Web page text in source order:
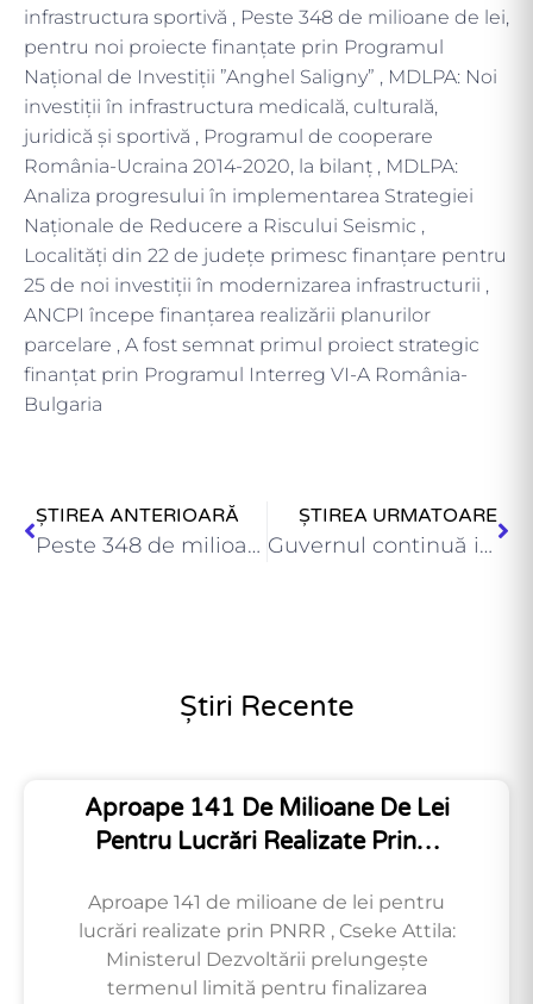
infrastructura sportivă , Peste 348 de milioane de lei,
pentru noi proiecte finanțate prin Programul
Național de Investiții ”Anghel Saligny” , MDLPA: Noi
investiții în infrastructura medicală, culturală,
juridică și sportivă , Programul de cooperare
România-Ucraina 2014-2020, la bilanț , MDLPA:
Analiza progresului în implementarea Strategiei
Naționale de Reducere a Riscului Seismic ,
Localități din 22 de județe primesc finanțare pentru
25 de noi investiții în modernizarea infrastructurii ,
ANCPI începe finanțarea realizării planurilor
parcelare , A fost semnat primul proiect strategic
finanțat prin Programul Interreg VI-A România-
Bulgaria
ȘTIREA ANTERIOARĂ
Peste 348 de milioane de lei, pentru noi proiecte finanțate…
ȘTIREA URMATOARE
Guvernul continuă investițiile în dezvoltarea comunităților locale , Guvernul alocă…
Știri Recente
Aproape 141 De Milioane De Lei
Pentru Lucrări Realizate Prin…
Aproape 141 de milioane de lei pentru
lucrări realizate prin PNRR , Cseke Attila:
Ministerul Dezvoltării prelungește
termenul limită pentru finalizarea